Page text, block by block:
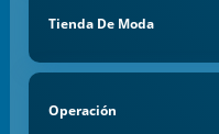
Tienda De Moda
Operación